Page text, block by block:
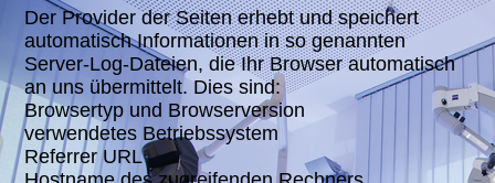
Der Provider der Seiten erhebt und speichert
automatisch Informationen in so genannten
Server-Log-Dateien, die Ihr Browser automatisch
an uns übermittelt. Dies sind:
Browsertyp und Browserversion
verwendetes Betriebssystem
Referrer URL